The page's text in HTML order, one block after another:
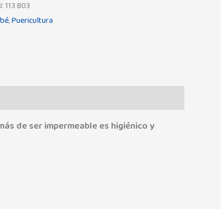
113 803
,Puericultura
de ser impermeable es higiénico y